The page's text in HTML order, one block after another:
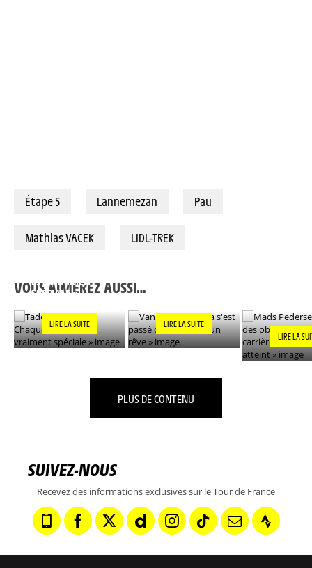
Étape 5 Lannemezan Pau
Mathias VACEK LIDL-TREK
VOUS AIMEREZ AUSSI…
EST VRAIMENT
SPÉCIALE »
LIRE LA SUITE LIRE LA SUITE
LIRE LA
PLUS DE CONTENU
SUIVEZ-NOUS
Recevez des informations exclusives sur le Tour de France